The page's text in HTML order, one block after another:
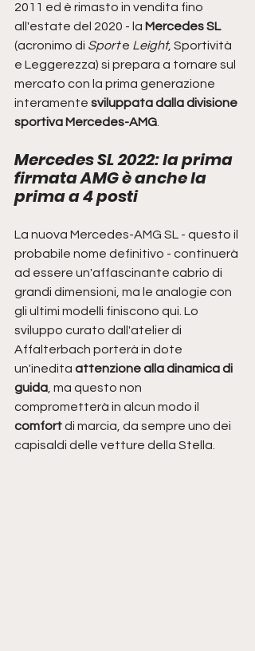
2011 ed è rimasto in vendita fino
all'estate del 2020 - la Mercedes SL
(acronimo di Sport e Leight, Sportività
e Leggerezza) si prepara a tornare sul
mercato con la prima generazione
interamente sviluppata dalla divisione
sportiva Mercedes-AMG
Mercedes SL 2022: la prima
firmata AMG è anche la
prima a 4 posti
La nuova Mercedes-AMG SL - questo il
probabile nome definitivo - continuerà
ad essere un'affascinante cabrio di
grandi dimensioni, ma le analogie con
gli ultimi modelli finiscono qui. Lo
sviluppo curato dall'atelier di
Affalterbach porterà in dote
un'inedita attenzione alla dinamica di
guida , ma questo non
comprometterà in alcun modo il
comfort di marcia, da sempre uno dei
capisaldi delle vetture della Stella.